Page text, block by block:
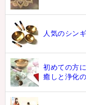
人気のシン
初めての方
癒しと浄化